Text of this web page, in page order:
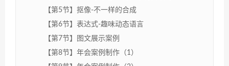
【第5节】抠像-不一样的合成
【第6节】表达式-趣味动态语言
【第7节】图文展示案例
【第8节】年会案例制作（1）